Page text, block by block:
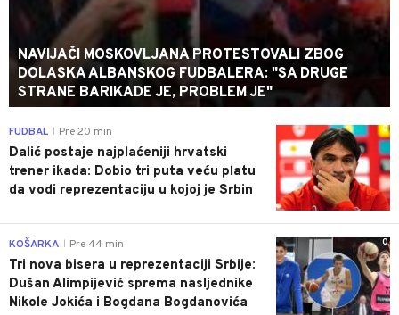
NAVIJAČI MOSKOVLJANA PROTESTOVALI ZBOG
DOLASKA ALBANSKOG FUDBALERA: "SA DRUGE
STRANE BARIKADE JE, PROBLEM JE"
0
FUDBAL Pre 20 min
Dalić postaje najplaćeniji hrvatski
trener ikada: Dobio tri puta veću platu
da vodi reprezentaciju u kojoj je Srbin
0
KOŠARKA Pre 44 min
Tri nova bisera u reprezentaciji Srbije:
Dušan Alimpijević sprema nasljednike
Nikole Jokića i Bogdana Bogdanovića